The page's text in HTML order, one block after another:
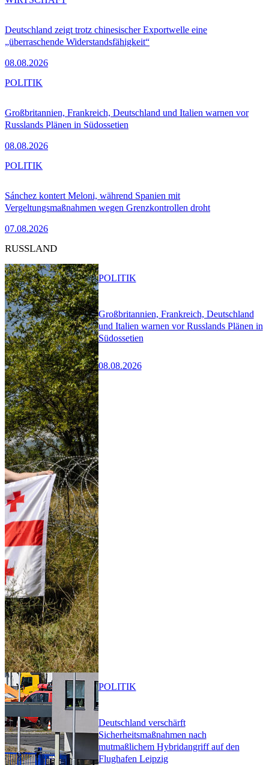
Deutschland zeigt trotz chinesischer Exportwelle eine
„überraschende Widerstandsfähigkeit“
08.08.2026
Großbritannien, Frankreich, Deutschland und Italien warnen vor
Russlands Plänen in Südossetien
08.08.2026
POLITIK
Sánchez kontert Meloni, während Spanien mit
Vergeltungsmaßnahmen wegen Grenzkontrollen droht
07.08.2026
POLITIK
RUSSLAND
Großbritannien, Frankreich, Deutschland
und Italien warnen vor Russlands Plänen in
Südossetien
08.08.2026
POLITIK
Deutschland verschärft
Sicherheitsmaßnahmen nach
mutmaßlichem Hybridangriff auf den
Flughafen Leipzig
POLITIK